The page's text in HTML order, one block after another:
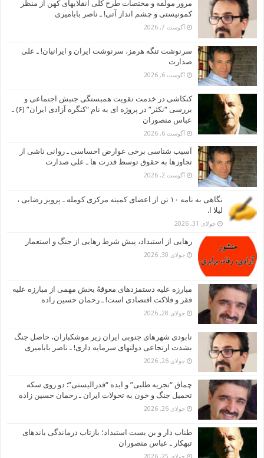
مرور مولفه و مختصات طرح کلی انقلابهای کهن از منظر
کمونیستی و چشم انداز آتی! ـ ناصر بابامیری
آگوست 7, 2026
سرنوشت تنگه هرمز، سرنوشت ایران و ایرانیان! ـ علی
صدارت
آگوست 6, 2026
کنکاشی در خدمت تقویت همبستگی جنبش اجتماعی و
بررسی “نکثر” در پروژه ای به نام “کنگره آزادی ایران” (۶) ـ
عباس منصوران
آگوست 6, 2026
آسیب شناسی برخی عوارض احساسی ـ روانی ناشی از
تجاوزها به حقوق توسط قدرت ها ـ علی صدارت
آگوست 2, 2026
نگاهی به نامه ۱۰ تن از اعضای کمیته مرکزی کومله ـ پرویز رضایی ،
لیلا ا.
جولای 31, 2026
رهایی از استبداد، پیش شرط رهایی از جنگ و استعمار
جولای 30, 2026
مبارزه علیه دستمزدهای معوقهُ بخش مهمی از مبارزه علیه
فقر و فلاکت اقتصادی است! ـ رحمان حسین زاده
جولای 28, 2026
نابودی شهرهای جنوبی ایران زیر موشکباران، حاصل جنگ
بشدت ارتجاعی دولتهای سرمایه داری! ـ ناصر بابامیری
جولای 26, 2026
چماق “تجزیه طلبی” و ایده “فدرالیستی”: دو روی سکه
تحمیل جنگ و خون به تحولات ایران ـ رحمان حسین زاده
جولای 26, 2026
طناب دار و بن بست استبداد؛ بازتاب درماندگی باندهای
تبهکار ـ عباس منصوران
جولای 25, 2026